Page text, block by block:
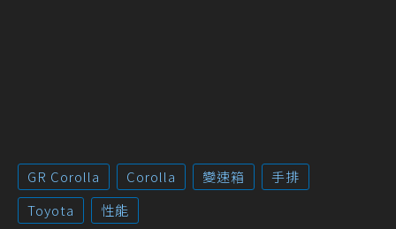
GR Corolla Corolla 變速箱
手排
Toyota
性能